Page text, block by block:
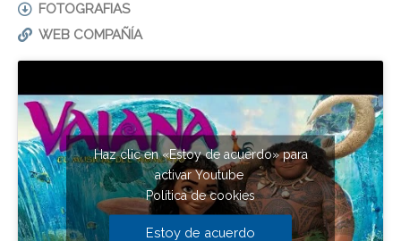
FOTOGRAFIAS
WEB COMPAÑÍA
Haz clic en «Estoy de acuerdo» para
activar Youtube
Política de cookies
Estoy de acuerdo